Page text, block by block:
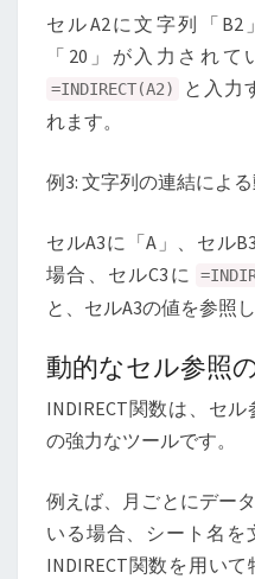
セルA2に文字列「
「20」が入力され
=INDIRECT(A2)
と入力
れます。
例3: 文字列の連結によ
セルA3に「A」、セル
場合、セルC3に
と、セルA3の値を参照
動的なセル参照
INDIRECT関数は、セ
の強力なツールです。
例えば、月ごとにデー
いる場合、シート名を
INDIRECT関数を用い